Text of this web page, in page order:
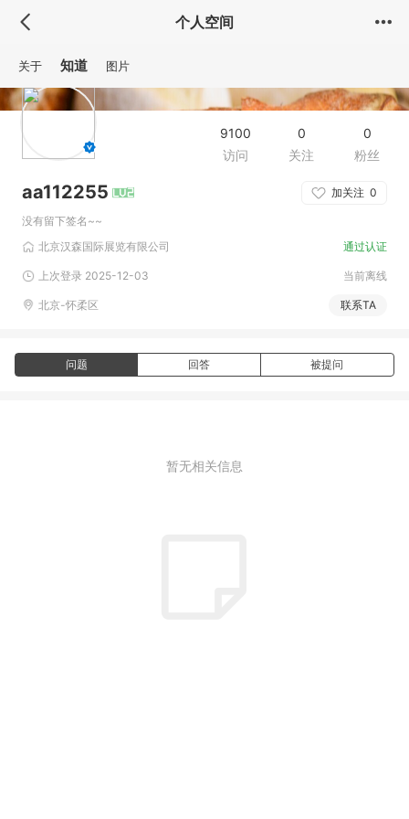
个人空间
0
粉丝
0
关注
9100
访问
aa112255 加关注 0
没有留下签名~~
北京汉森国际展览有限公司
通过认证
上次登录 2025-12-03 当前离线
北京-怀柔区 联系TA
关于 知道 图片
问题 回答 被提问
暂无相关信息